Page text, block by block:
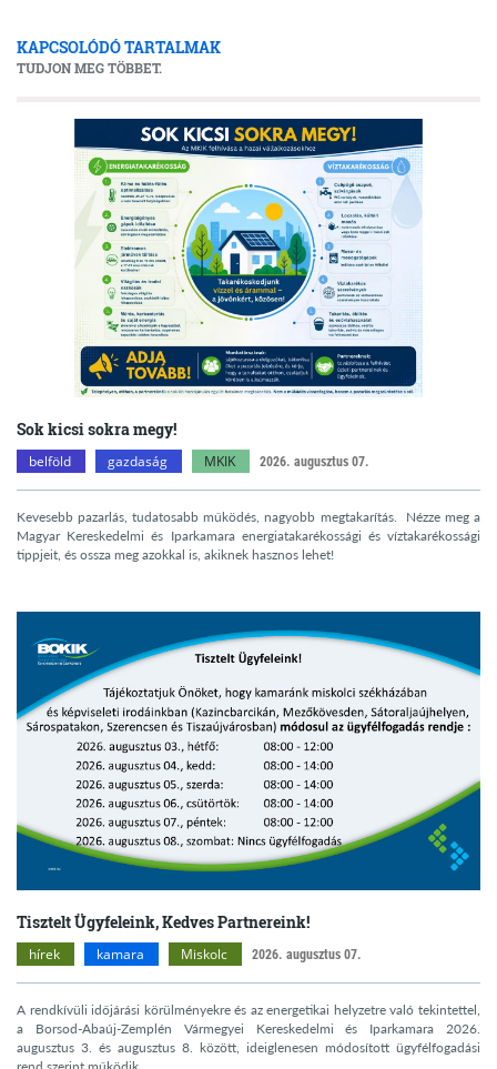
KAPCSOLÓDÓ TARTALMAK
TUDJON MEG TÖBBET.
Sok kicsi sokra megy!
belföld gazdaság MKIK 2026. augusztus 07.
Kevesebb pazarlás, tudatosabb működés, nagyobb megtakarítás. Nézze meg a
Magyar Kereskedelmi és Iparkamara energiatakarékossági és víztakarékossági
tippjeit, és ossza meg azokkal is, akiknek hasznos lehet!
Tisztelt Ügyfeleink, Kedves Partnereink!
hírek kamara Miskolc 2026. augusztus 07.
A rendkívüli időjárási körülményekre és az energetikai helyzetre való tekintettel,
a Borsod-Abaúj-Zemplén Vármegyei Kereskedelmi és Iparkamara 2026.
augusztus 3. és augusztus 8. között, ideiglenesen módosított ügyfélfogadási